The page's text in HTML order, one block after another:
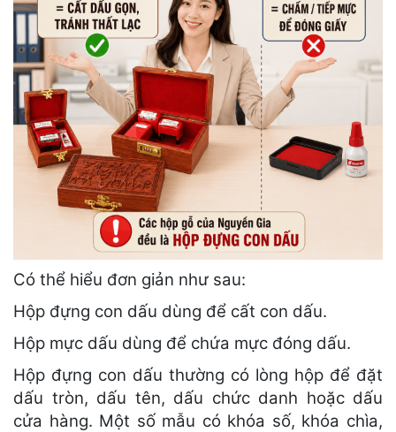
Có thể hiểu đơn giản như sau:
Hộp đựng con dấu dùng để cất con dấu.
Hộp mực dấu dùng để chứa mực đóng dấu.
Hộp đựng con dấu thường có lòng hộp để đặt
dấu tròn, dấu tên, dấu chức danh hoặc dấu
cửa hàng. Một số mẫu có khóa số, khóa chìa,